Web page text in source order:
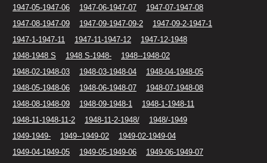
1947-05-1947-06
1947-06-1947-07
1947-07-1947-08
1947-08-1947-09
1947-09-1947-09-2
1947-09-2-1947-1
1947-1-1947-11
1947-11-1947-12
1947-12-1948
1948-1948 S
1948 S-1948-
1948--1948-02
1948-02-1948-03
1948-03-1948-04
1948-04-1948-05
1948-05-1948-06
1948-06-1948-07
1948-07-1948-08
1948-08-1948-09
1948-09-1948-1
1948-1-1948-11
1948-11-1948-11-2
1948-11-2-1948/
1948/-1949
1949-1949-
1949--1949-02
1949-02-1949-04
1949-04-1949-05
1949-05-1949-06
1949-06-1949-07